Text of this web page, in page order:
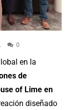
0
en la
de
of Lime en
diseñado